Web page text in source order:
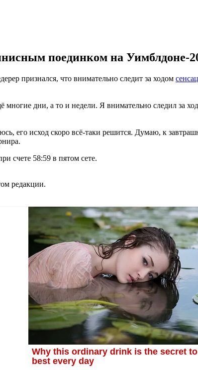
поединком на Уимблдоне-
признался, что внимательно следит за ходом
многие дни, а то и недели. Я внимательно следил за
его исход скоро всё-таки решится. Думаю, к
счете 58:59 в пятом сете.
редакции.